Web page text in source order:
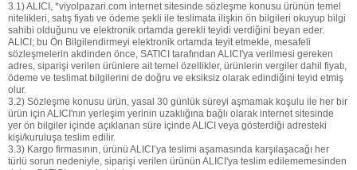
3.1) ALICI, *viyolpazari.com internet sitesinde sözleşme konusu ürünün temel
nitelikleri, satış fiyatı ve ödeme şekli ile teslimata ilişkin ön bilgileri okuyup bilgi
sahibi olduğunu ve elektronik ortamda gerekli teyidi verdiğini beyan eder.
ALICI; bu Ön Bilgilendirmeyi elektronik ortamda teyit etmekle, mesafeli
sözleşmelerin akdinden önce, SATICI tarafından ALICI'ya verilmesi gereken
adres, siparişi verilen ürünlere ait temel özellikler, ürünlerin vergiler dahil fiyatı,
ödeme ve teslimat bilgilerini de doğru ve eksiksiz olarak edindiğini teyid etmiş
olur.
3.2) Sözleşme konusu ürün, yasal 30 günlük süreyi aşmamak koşulu ile her bir
ürün için ALICI'nın yerleşim yerinin uzaklığına bağlı olarak internet sitesinde
yer ön bilgiler içinde açıklanan süre içinde ALICI veya gösterdiği adresteki
kişi/kuruluşa teslim edilir.
3.3) Kargo firmasının, ürünü ALICI’ya teslimi aşamasında karşılaşacağı her
türlü sorun nedeniyle, siparişi verilen ürünün ALICI'ya teslim edilememesinden